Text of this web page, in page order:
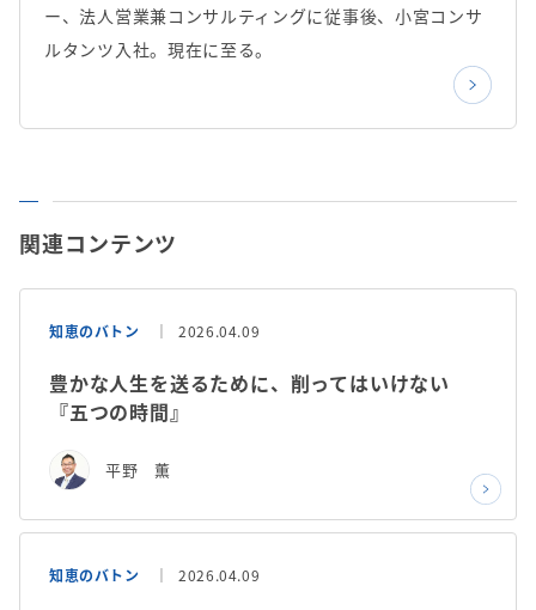
ー、法人営業兼コンサルティングに従事後、小宮コンサ
ルタンツ入社。現在に至る。
関連コンテンツ
知恵のバトン 2026.04.09
豊かな人生を送るために、削ってはいけない
『五つの時間』
平野 薫
知恵のバトン 2026.04.09